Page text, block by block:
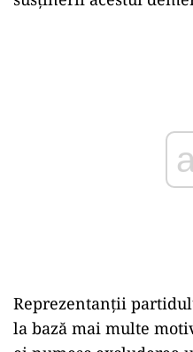
Reprezentanții
la bază mai multe